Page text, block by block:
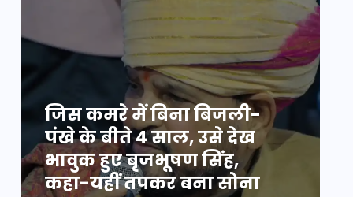
जिस कमरे में बिना बिजली-
पंखे के बीते 4 साल, उसे देख
भावुक हुए बृजभूषण सिंह,
कहा-यहीं तपकर बना सोना